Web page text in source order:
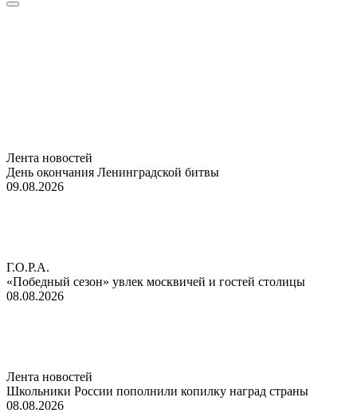
Лента новостей
День окончания Ленинградской битвы
09.08.2026
Г.О.Р.А.
«Победный сезон» увлек москвичей и гостей столицы
08.08.2026
Лента новостей
Школьники России пополнили копилку наград страны
08.08.2026